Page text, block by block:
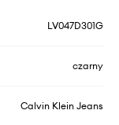
LV047D301G
czarny
Calvin Klein Jeans